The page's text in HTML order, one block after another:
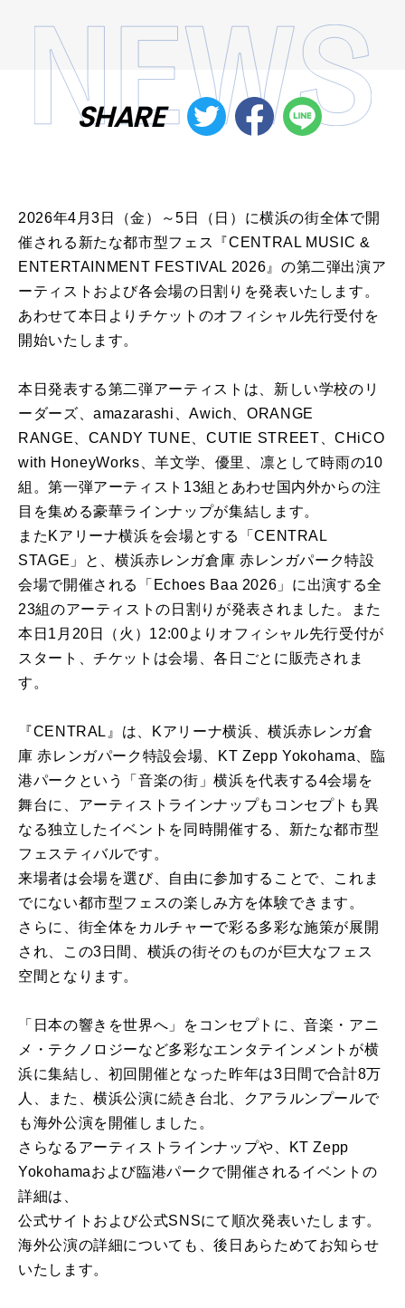
SHARE
2026年4月3日（金）～5日（日）に横浜の街全体で開
催される新たな都市型フェス『CENTRAL MUSIC &
ENTERTAINMENT FESTIVAL 2026』の第二弾出演ア
ーティストおよび各会場の日割りを発表いたします。
あわせて本日よりチケットのオフィシャル先行受付を
開始いたします。
本日発表する第二弾アーティストは、新しい学校のリ
ーダーズ、amazarashi、Awich、ORANGE
RANGE、CANDY TUNE、CUTIE STREET、CHiCO
with HoneyWorks、羊文学、優里、凛として時雨の10
組。第一弾アーティスト13組とあわせ国内外からの注
目を集める豪華ラインナップが集結します。
またKアリーナ横浜を会場とする「CENTRAL
STAGE」と、横浜赤レンガ倉庫 赤レンガパーク特設
会場で開催される「Echoes Baa 2026」に出演する全
23組のアーティストの日割りが発表されました。また
本日1月20日（火）12:00よりオフィシャル先行受付が
スタート、チケットは会場、各日ごとに販売されま
す。
『CENTRAL』は、Kアリーナ横浜、横浜赤レンガ倉
庫 赤レンガパーク特設会場、KT Zepp Yokohama、臨
港パークという「音楽の街」横浜を代表する4会場を
舞台に、アーティストラインナップもコンセプトも異
なる独立したイベントを同時開催する、新たな都市型
フェスティバルです。
来場者は会場を選び、自由に参加することで、これま
でにない都市型フェスの楽しみ方を体験できます。
さらに、街全体をカルチャーで彩る多彩な施策が展開
され、この3日間、横浜の街そのものが巨大なフェス
空間となります。
「日本の響きを世界へ」をコンセプトに、音楽・アニ
メ・テクノロジーなど多彩なエンタテインメントが横
浜に集結し、初回開催となった昨年は3日間で合計8万
人、また、横浜公演に続き台北、クアラルンプールで
も海外公演を開催しました。
さらなるアーティストラインナップや、KT Zepp
Yokohamaおよび臨港パークで開催されるイベントの
詳細は、
公式サイトおよび公式SNSにて順次発表いたします。
海外公演の詳細についても、後日あらためてお知らせ
いたします。